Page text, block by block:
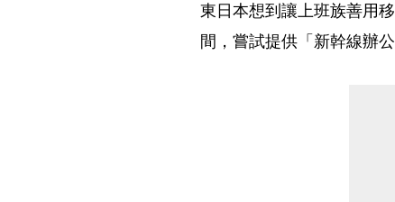
東日本想到讓上班族善用
間，嘗試提供「新幹線辦公